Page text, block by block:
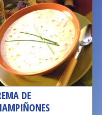
DE